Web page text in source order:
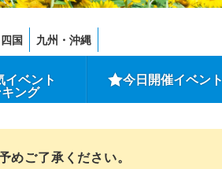
四国 九州・沖縄
イベント
ング
今日開催イベント
ご了承ください。